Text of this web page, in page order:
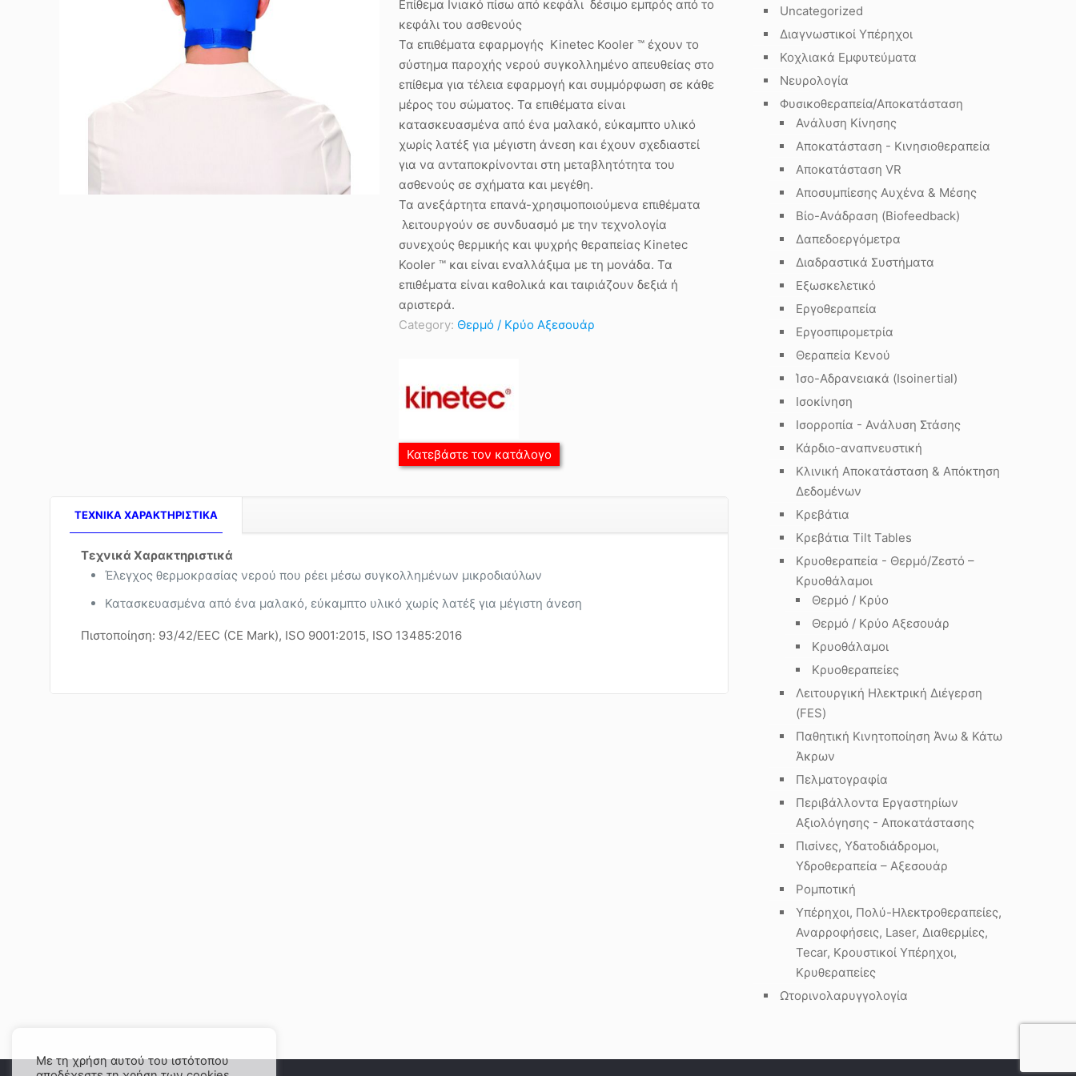
Επίθεμα Ινιακό πίσω από κεφάλι δέσιμο εμπρός από το
κεφάλι του ασθενούς
Τα επιθέματα εφαρμογής Kinetec Kooler ™ έχουν το
σύστημα παροχής νερού συγκολλημένο απευθείας στο
επίθεμα για τέλεια εφαρμογή και συμμόρφωση σε κάθε
μέρος του σώματος. Τα επιθέματα είναι
κατασκευασμένα από ένα μαλακό, εύκαμπτο υλικό
χωρίς λατέξ για μέγιστη άνεση και έχουν σχεδιαστεί
για να ανταποκρίνονται στη μεταβλητότητα του
ασθενούς σε σχήματα και μεγέθη.
Τα ανεξάρτητα επανά-χρησιμοποιούμενα επιθέματα
λειτουργούν σε συνδυασμό με την τεχνολογία
συνεχούς θερμικής και ψυχρής θεραπείας Kinetec
Kooler ™ και είναι εναλλάξιμα με τη μονάδα. Τα
επιθέματα είναι καθολικά και ταιριάζουν δεξιά ή
αριστερά.
Category: Θερμό / Κρύο Αξεσουάρ
Κατεβάστε τον κατάλογο
TEXNIKA ΧΑΡΑΚΤΗΡΙΣΤΙΚΑ
Τεχνικά Χαρακτηριστικά
Έλεγχος θερμοκρασίας νερού που ρέει μέσω συγκολλημένων μικροδιαύλων
Κατασκευασμένα από ένα μαλακό, εύκαμπτο υλικό χωρίς λατέξ για μέγιστη άνεση
Πιστοποίηση: 93/42/EEC (CE Mark), ISO 9001:2015, ISO 13485:2016
Uncategorized
Διαγνωστικοί Υπέρηχοι
Κοχλιακά Εμφυτεύματα
Νευρολογία
Φυσικοθεραπεία/Αποκατάσταση
Ανάλυση Κίνησης
Αποκατάσταση - Κινησιοθεραπεία
Αποκατάσταση VR
Αποσυμπίεσης Αυχένα & Μέσης
Βίο-Ανάδραση (Biofeedback)
Δαπεδοεργόμετρα
Διαδραστικά Συστήματα
Εξωσκελετικό
Εργοθεραπεία
Εργοσπιρομετρία
Θεραπεία Κενού
Ίσο-Αδρανειακά (Isoinertial)
Ισοκίνηση
Ισορροπία - Ανάλυση Στάσης
Κάρδιο-αναπνευστική
Κλινική Αποκατάσταση & Απόκτηση
Δεδομένων
Κρεβάτια
Κρεβάτια Tilt Tables
Κρυοθεραπεία - Θερμό/Ζεστό –
Κρυοθάλαμοι
Θερμό / Κρύο
Θερμό / Κρύο Αξεσουάρ
Κρυοθάλαμοι
Κρυοθεραπείες
Λειτουργική Ηλεκτρική Διέγερση
(FES)
Παθητική Κινητοποίηση Άνω & Κάτω
Άκρων
Πελματογραφία
Περιβάλλοντα Εργαστηρίων
Αξιολόγησης - Αποκατάστασης
Πισίνες, Υδατοδιάδρομοι,
Υδροθεραπεία – Αξεσουάρ
Ρομποτική
Υπέρηχοι, Πολύ-Ηλεκτροθεραπείες,
Αναρροφήσεις, Laser, Διαθερμίες,
Tecar, Κρουστικοί Υπέρηχοι,
Κρυθεραπείες
Ωτορινολαρυγγολογία
Με τη χρήση αυτού του ιστότοπου